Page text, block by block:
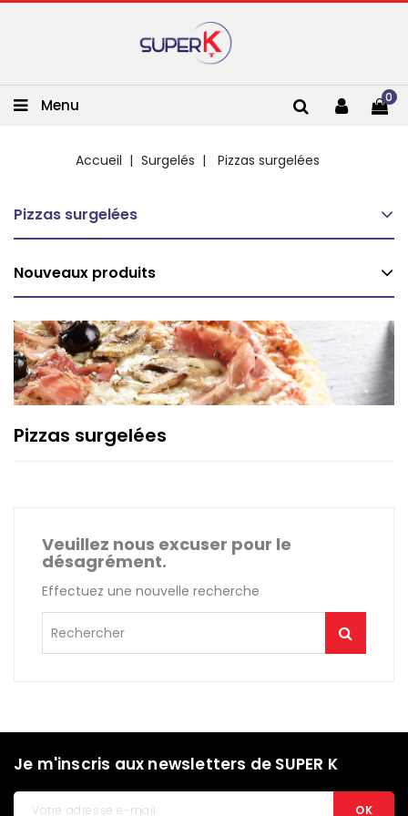
Menu 0
Accueil Surgelés Pizzas surgelées
Pizzas surgelées
Nouveaux produits
Pizzas surgelées
Veuillez nous excuser pour le
désagrément.
Effectuez une nouvelle recherche
Je m'inscris aux newsletters de SUPER K